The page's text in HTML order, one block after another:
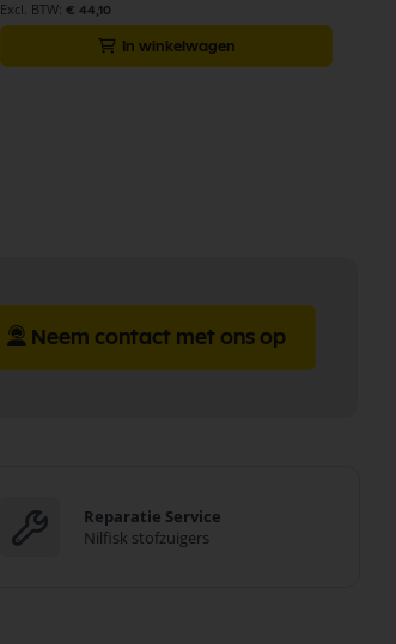
€ 44,10
In winkelwagen
Neem contact met ons op
Reparatie Service
Nilfisk stofzuigers